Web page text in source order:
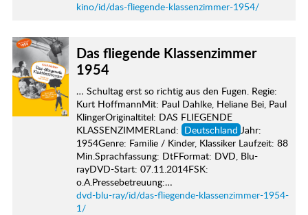
kino/id/das-fliegende-klassenzimmer-1954/
Das fliegende Klassenzimmer
1954
… Schultag erst so richtig aus den Fugen. Regie:
Kurt HoffmannMit: Paul Dahlke, Heliane Bei, Paul
KlingerOriginaltitel: DAS FLIEGENDE
KLASSENZIMMERLand: Deutschland Jahr:
1954Genre: Familie / Kinder, Klassiker Laufzeit: 88
Min.Sprachfassung: DtFFormat: DVD, Blu-
rayDVD-Start: 07.11.2014FSK:
o.A.Pressebetreuung:…
dvd-blu-ray/id/das-fliegende-klassenzimmer-1954-
1/